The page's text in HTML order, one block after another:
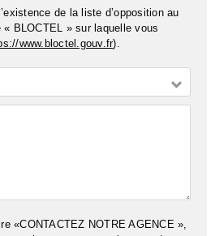
de la liste d’opposition au
BLOCTEL » sur laquelle vous
www.bloctel.gouv.fr).
«CONTACTEZ NOTRE AGENCE »,